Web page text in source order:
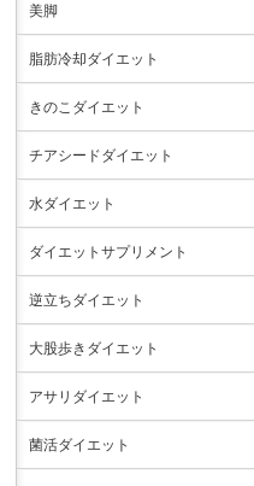
美脚
脂肪冷却ダイエット
きのこダイエット
チアシードダイエット
水ダイエット
ダイエットサプリメント
逆立ちダイエット
大股歩きダイエット
アサリダイエット
菌活ダイエット